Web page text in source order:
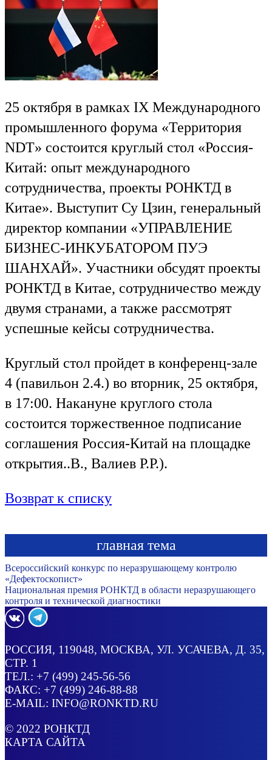
25 октября в рамках IX Международного
промышленного форума «Территория
NDT» состоится круглый стол «Россия-
Китай: опыт международного
сотрудничества, проекты РОНКТД в
Китае». Выступит Су Цзин, генеральный
директор компании «УПРАВЛЕНИЕ
БИЗНЕС-ИНКУБАТОРОМ ПУЭ
ШАНХАЙ». Участники обсудят проекты
РОНКТД в Китае, сотрудничество между
двумя странами, а также рассмотрят
успешные кейсы сотрудничества.
Круглый стол пройдет в конференц-зале
4 (павильон 2.4.) во вторник, 25 октября,
в 17:00. Накануне круглого стола
состоится торжественное подписание
соглашения Россия-Китай на площадке
открытия..В., Валиев Р.Р.).
Возврат к списку
главная тема
Всероссийский конкурс по неразрушающему контролю
«Дефектоскопист»
Национальная премия РОНКТД в области неразрушающего
контроля и технической диагностики
РОССИЯ, 119048, МОСКВА, УЛ. УСАЧЕВА, Д. 35,
СТР. 1
ТЕЛ.: +7 (499) 245-56-56
ФАКС: +7 (499) 246-88-88
E-MAIL: INFO@RONKTD.RU
© 2022 РОНКТД
КАРТА САЙТА